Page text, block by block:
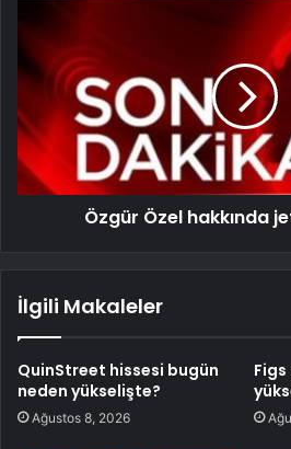
Özgür Özel hakkında
İlgili Makaleler
QuinStreet hissesi bugün
neden yükselişte?
Ağustos 8, 2026